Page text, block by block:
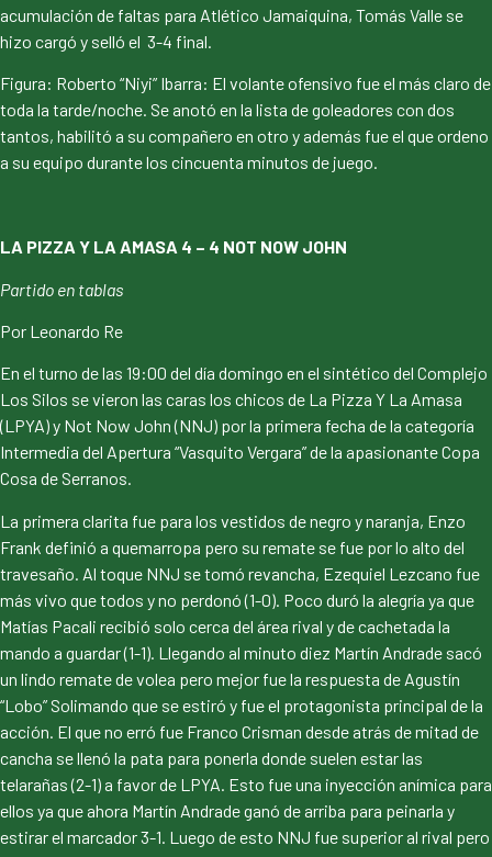
acumulación de faltas para Atlético Jamaiquina, Tomás Valle se
hizo cargó y selló el 3-4 final.
Figura: Roberto “Niyi” Ibarra: El volante ofensivo fue el más claro de
toda la tarde/noche. Se anotó en la lista de goleadores con dos
tantos, habilitó a su compañero en otro y además fue el que ordeno
a su equipo durante los cincuenta minutos de juego.
LA PIZZA Y LA AMASA 4 – 4 NOT NOW JOHN
Partido en tablas
Por Leonardo Re
En el turno de las 19:00 del día domingo en el sintético del Complejo
Los Silos se vieron las caras los chicos de La Pizza Y La Amasa
(LPYA) y Not Now John (NNJ) por la primera fecha de la categoría
Intermedia del Apertura “Vasquito Vergara” de la apasionante Copa
Cosa de Serranos.
La primera clarita fue para los vestidos de negro y naranja, Enzo
Frank definió a quemarropa pero su remate se fue por lo alto del
travesaño. Al toque NNJ se tomó revancha, Ezequiel Lezcano fue
más vivo que todos y no perdonó (1-0). Poco duró la alegría ya que
Matías Pacali recibió solo cerca del área rival y de cachetada la
mando a guardar (1-1). Llegando al minuto diez Martín Andrade sacó
un lindo remate de volea pero mejor fue la respuesta de Agustín
“Lobo” Solimando que se estiró y fue el protagonista principal de la
acción. El que no erró fue Franco Crisman desde atrás de mitad de
cancha se llenó la pata para ponerla donde suelen estar las
telarañas (2-1) a favor de LPYA. Esto fue una inyección anímica para
ellos ya que ahora Martín Andrade ganó de arriba para peinarla y
estirar el marcador 3-1. Luego de esto NNJ fue superior al rival pero